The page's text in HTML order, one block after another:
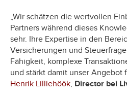
„Wir schätzen die wertvollen
Partners während dieses
sehr. Ihre Expertise in den
Versicherungen und
Fähigkeit, komplexe
und stärkt damit unser Angebot
Henrik Lilliehöök, Director bei